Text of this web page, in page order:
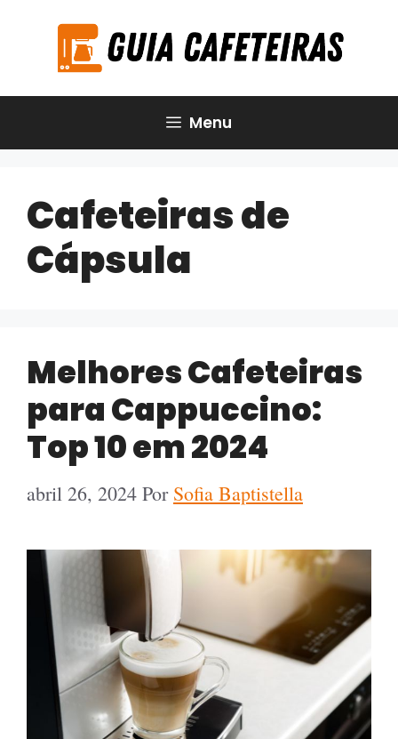
conteúdo
Menu
Cafeteiras de
Cápsula
Melhores Cafeteiras
para Cappuccino:
Top 10 em 2024
abril 26, 2024 Por Sofia Baptistella